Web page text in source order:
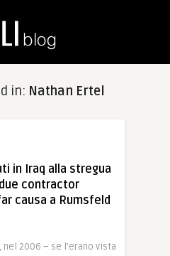
in: Nathan Ertel
in Iraq alla stregua
contractor
causa a Rumsfeld
2006 – se l’erano vista